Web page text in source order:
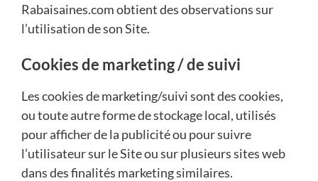
Rabaisaines.com obtient des observations sur
l’utilisation de son Site.
Cookies de marketing / de suivi
Les cookies de marketing/suivi sont des cookies,
ou toute autre forme de stockage local, utilisés
pour afficher de la publicité ou pour suivre
l’utilisateur sur le Site ou sur plusieurs sites web
dans des finalités marketing similaires.